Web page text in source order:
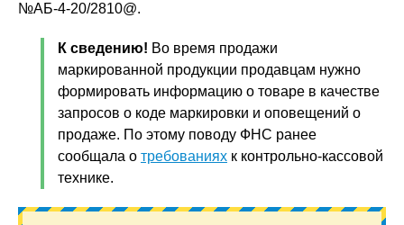
№АБ-4-20/2810@.
К сведению! Во время продажи
маркированной продукции продавцам нужно
формировать информацию о товаре в качестве
запросов о коде маркировки и оповещений о
продаже. По этому поводу ФНС ранее
сообщала о требованиях к контрольно-кассовой
технике.